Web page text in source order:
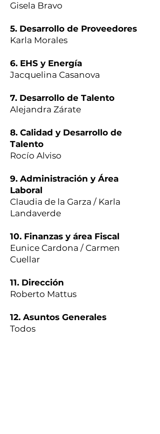
Gisela Bravo
5. Desarrollo de Proveedores
Karla Morales
6. EHS y Energía
Jacquelina Casanova
7. Desarrollo de Talento
Alejandra Zárate
8. Calidad y Desarrollo de
Talento
Rocío Alviso
9. Administración y Área
Laboral
Claudia de la Garza / Karla
Landaverde
10. Finanzas y área Fiscal
Eunice Cardona / Carmen
Cuellar
11. Dirección
Roberto Mattus
12. Asuntos Generales
Todos